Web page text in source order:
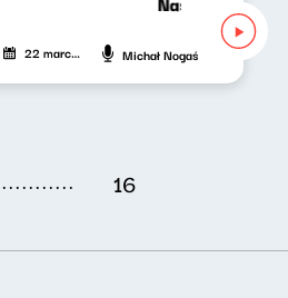
22 marca 2022 Michał Nogaś
........... 16